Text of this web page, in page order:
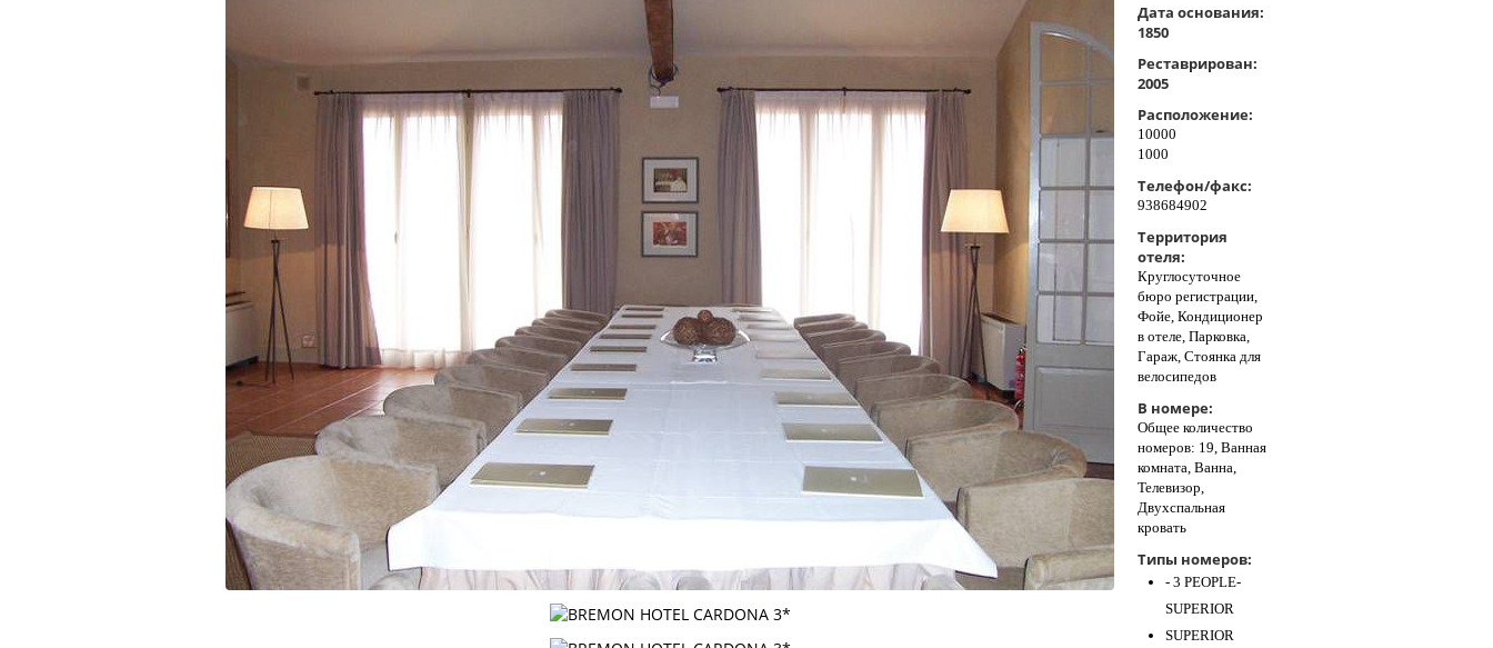
Дата основания:
1850
Реставрирован:
2005
Расположение:
10000
1000
Телефон/факс:
938684902
Территория
отеля:
Круглосуточное
бюро регистрации,
Фойе, Кондиционер
в отеле, Парковка,
Гараж, Стоянка для
велосипедов
В номере:
Общее количество
номеров: 19, Ванная
комната, Ванна,
Телевизор,
Двухспальная
кровать
Типы номеров:
- 3 PEOPLE-
SUPERIOR
SUPERIOR